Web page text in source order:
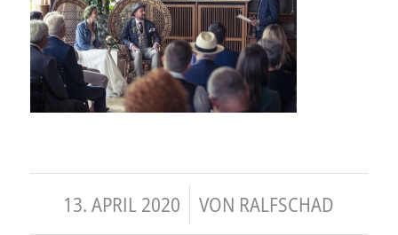
13. APRIL 2020
/ VON RALFSCHAD